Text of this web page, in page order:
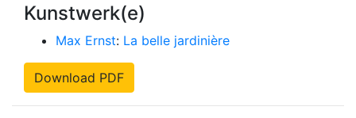
Kunstwerk(e)
Max Ernst: La belle jardinière
Download PDF